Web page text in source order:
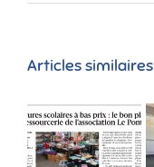
Articles similaires